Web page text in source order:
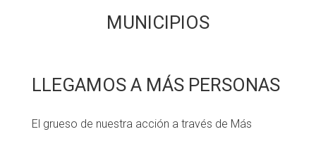
MUNICIPIOS
LLEGAMOS A MÁS PERSONAS
El grueso de nuestra acción a través de Más